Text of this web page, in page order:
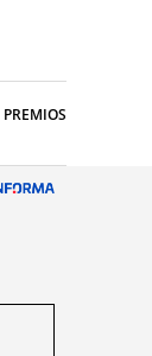
PREMIOS